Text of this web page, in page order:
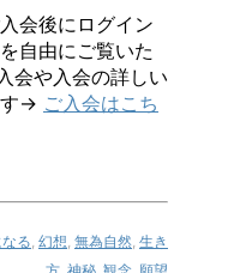
会後にログイン
自由にご覧いた
会や入会の詳しい
す→ ご入会はこち
る, 幻想, 無為自然, 生き